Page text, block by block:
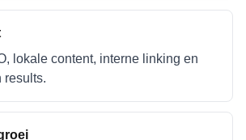
lokale content, interne linking en
results.